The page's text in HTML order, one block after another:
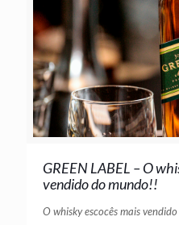
GREEN LABEL – O
vendido do mundo!!
O whisky escocês mais